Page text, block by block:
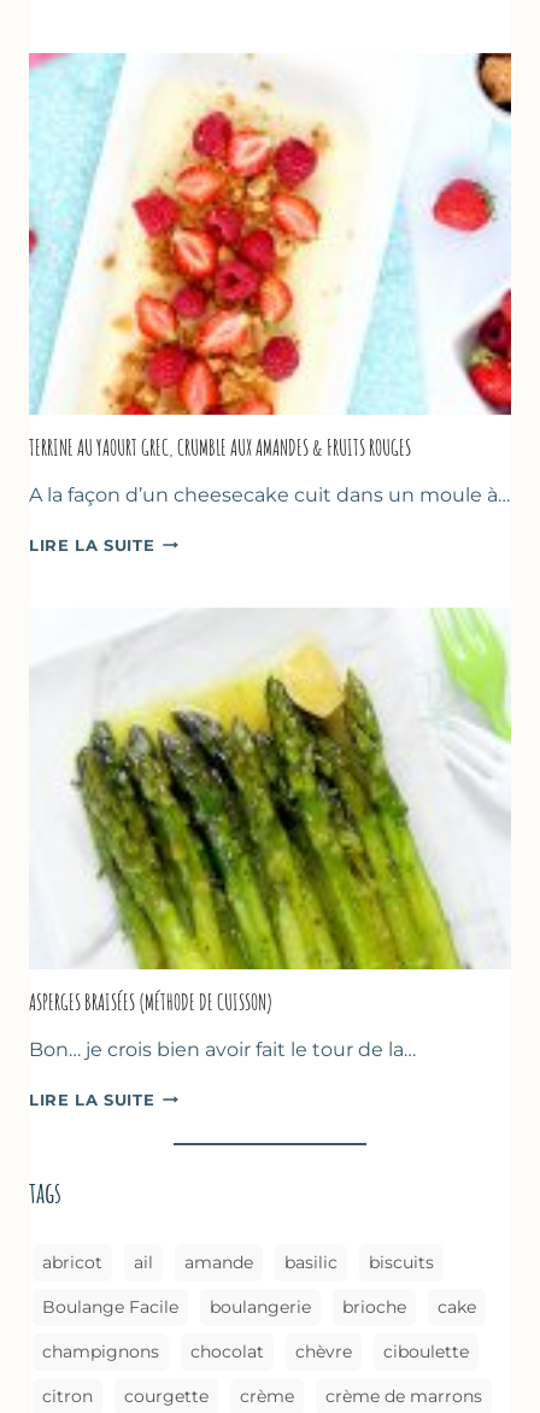
GOURMANDES
TERRINE AU YAOURT GREC, CRUMBLE AUX AMANDES & FRUITS ROUGES
A la façon d’un cheesecake cuit dans un moule à…
LIRE LA SUITE TERRINE
GREC,
AMANDES
&
FRUITS
ROUGES
ASPERGES BRAISÉES (MÉTHODE DE CUISSON)
Bon… je crois bien avoir fait le tour de la…
LIRE LA SUITE ASPERGES
(MÉTHODE
tags
abricot ail amande basilic biscuits
Boulange Facile boulangerie brioche cake
champignons chocolat chèvre ciboulette
citron courgette crème crème de marrons